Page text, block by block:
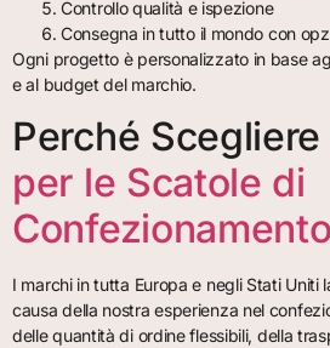
Controllo qualità e ispezione
Consegna in tutto il mondo con
Ogni progetto è personalizzato in base
e al budget del marchio.
Perché Scegliere
per le Scatole di
Confezionamento
I marchi in tutta Europa e negli Stati Uniti
causa della nostra esperienza nel
delle quantità di ordine flessibili, della